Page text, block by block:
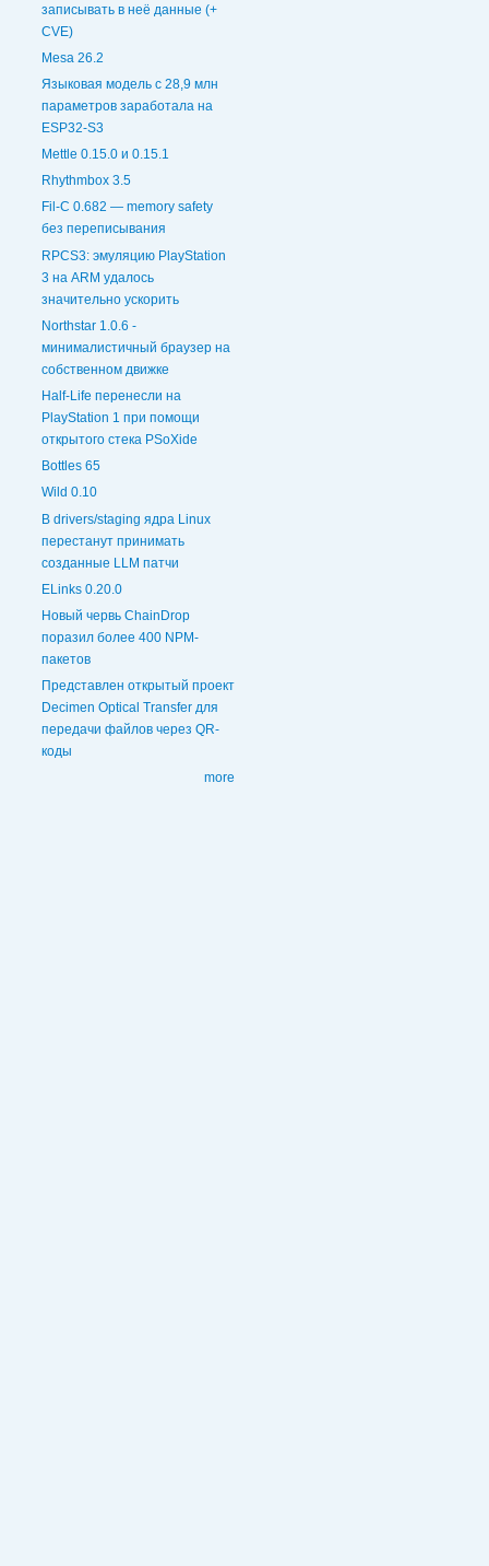
записывать в неё данные (+
CVE)
Mesa 26.2
Языковая модель с 28,9 млн
параметров заработала на
ESP32-S3
Mettle 0.15.0 и 0.15.1
Rhythmbox 3.5
Fil-C 0.682 — memory safety
без переписывания
RPCS3: эмуляцию PlayStation
3 на ARM удалось
значительно ускорить
Northstar 1.0.6 -
минималистичный браузер на
собственном движке
Half-Life перенесли на
PlayStation 1 при помощи
открытого стека PSoXide
Bottles 65
Wild 0.10
В drivers/staging ядра Linux
перестанут принимать
созданные LLM патчи
ELinks 0.20.0
Новый червь ChainDrop
поразил более 400 NPM-
пакетов
Представлен открытый проект
Decimen Optical Transfer для
передачи файлов через QR-
коды
more